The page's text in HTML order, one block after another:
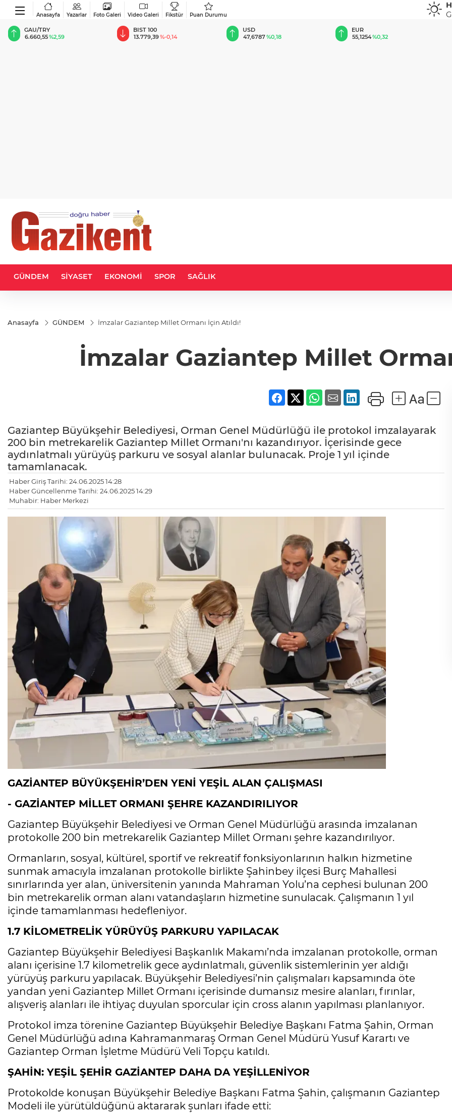
Anasayfa Yazarlar Foto Galeri Video Galeri Fikstür Puan Durumu
BIST 100
13.779,39%-0,14
USD
47,6787%0,18
EUR
55,1254%0,32
GBP
64,3468%0,38
GÜNDEM SİYASET EKONOMİ SPOR SAĞLIK
Anasayfa GÜNDEM İmzalar Gaziantep Millet Ormanı İçin Atıldı!
İmzalar Gaziantep Millet
Gaziantep Büyükşehir Belediyesi, Orman Genel Müdürlüğü ile protokol imzalayarak
200 bin metrekarelik Gaziantep Millet Ormanı'nı kazandırıyor. İçerisinde gece
aydınlatmalı yürüyüş parkuru ve sosyal alanlar bulunacak. Proje 1 yıl içinde
tamamlanacak.
Haber Giriş Tarihi: 24.06.2025 14:28
Haber Güncellenme Tarihi: 24.06.2025 14:29
Muhabir: Haber Merkezi
GAZİANTEP BÜYÜKŞEHİR’DEN YENİ YEŞİL ALAN ÇALIŞMASI
- GAZİANTEP MİLLET ORMANI ŞEHRE KAZANDIRILIYOR
Gaziantep Büyükşehir Belediyesi ve Orman Genel Müdürlüğü arasında imzalanan
protokolle 200 bin metrekarelik Gaziantep Millet Ormanı şehre kazandırılıyor.
Ormanların, sosyal, kültürel, sportif ve rekreatif fonksiyonlarının halkın hizmetine
sunmak amacıyla imzalanan protokolle birlikte Şahinbey ilçesi Burç Mahallesi
sınırlarında yer alan, üniversitenin yanında Mahraman Yolu’na cephesi bulunan 200
bin metrekarelik orman alanı vatandaşların hizmetine sunulacak. Çalışmanın 1 yıl
içinde tamamlanması hedefleniyor.
1.7 KİLOMETRELİK YÜRÜYÜŞ PARKURU YAPILACAK
Gaziantep Büyükşehir Belediyesi Başkanlık Makamı’nda imzalanan protokolle, orman
alanı içerisine 1.7 kilometrelik gece aydınlatmalı, güvenlik sistemlerinin yer aldığı
yürüyüş parkuru yapılacak. Büyükşehir Belediyesi’nin çalışmaları kapsamında öte
yandan yeni Gaziantep Millet Ormanı içerisinde dumansız mesire alanları, fırınlar,
alışveriş alanları ile ihtiyaç duyulan sporcular için cross alanın yapılması planlanıyor.
Protokol imza törenine Gaziantep Büyükşehir Belediye Başkanı Fatma Şahin, Orman
Genel Müdürlüğü adına Kahramanmaraş Orman Genel Müdürü Yusuf Karartı ve
Gaziantep Orman İşletme Müdürü Veli Topçu katıldı.
ŞAHİN: YEŞİL ŞEHİR GAZİANTEP DAHA DA YEŞİLLENİYOR
Protokolde konuşan Büyükşehir Belediye Başkanı Fatma Şahin, çalışmanın Gaziantep
Modeli ile yürütüldüğünü aktararak şunları ifade etti: